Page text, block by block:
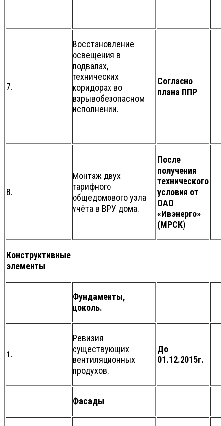
7.
Восстановление
освещения в
подвалах,
технических
коридорах во
взрывобезопасном
исполнении.
Согласно
плана ППР
8.
Монтаж двух
тарифного
общедомового узла
учёта в ВРУ дома.
После
получения
технического
условия от
ОАО
«Ивэнерго»
(МРСК)
Конструктивные
элементы
Фундаменты,
цоколь.
1.
Ревизия
существующих
вентиляционных
продухов.
До
01.12.2015г.
Фасады